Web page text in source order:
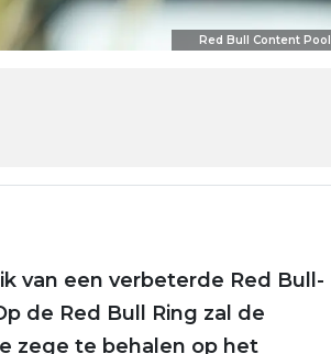
Red Bull Content Pool
van een verbeterde Red Bull-
de Red Bull Ring zal de
zege te behalen op het